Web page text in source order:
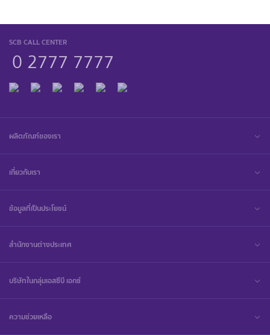
SCB CALL CENTER
0 2777 7777
ผลิตภัณฑ์ของเรา
เกี่ยวกับเรา
ข้อมูลที่เป็นประโยชน์
สำนักงานต่างประเทศ
บริษัทในกลุ่มเอสซีบี เอกซ์
ความช่วยเหลือ